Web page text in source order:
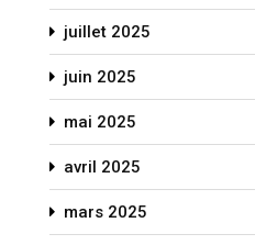
juillet 2025
juin 2025
mai 2025
avril 2025
mars 2025